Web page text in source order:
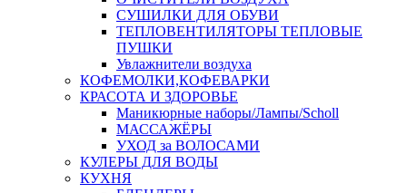
СУШИЛКИ ДЛЯ ОБУВИ
ТЕПЛОВЕНТИЛЯТОРЫ ТЕПЛОВЫЕ
ПУШКИ
Увлажнители воздуха
КОФЕМОЛКИ,КОФЕВАРКИ
КРАСОТА И ЗДОРОВЬЕ
Маникюрные наборы/Лампы/Scholl
МАССАЖЁРЫ
УХОД за ВОЛОСАМИ
КУЛЕРЫ ДЛЯ ВОДЫ
КУХНЯ